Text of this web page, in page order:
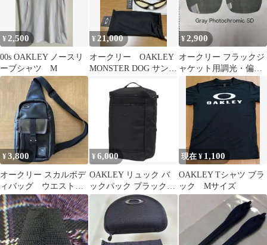
¥ 2,500
00s OAKLEY ノースリ
ーブシャツ M
¥ 21,000
オークリー OAKLEY
MONSTER DOG サング
ラス モンスタードッグ
¥2,900
オークリー フラックジ
ャケット用調光・偏光
レンズ
¥3,800
オークリー スカルボデ
ィバッグ ウエストポ
ーチ
¥ 6,000
OAKLEY リュック バ
ックパック ブラック
40ℓ
現在 ¥ 1,100
OAKLEY Tシャツ ブラ
ック Mサイズ